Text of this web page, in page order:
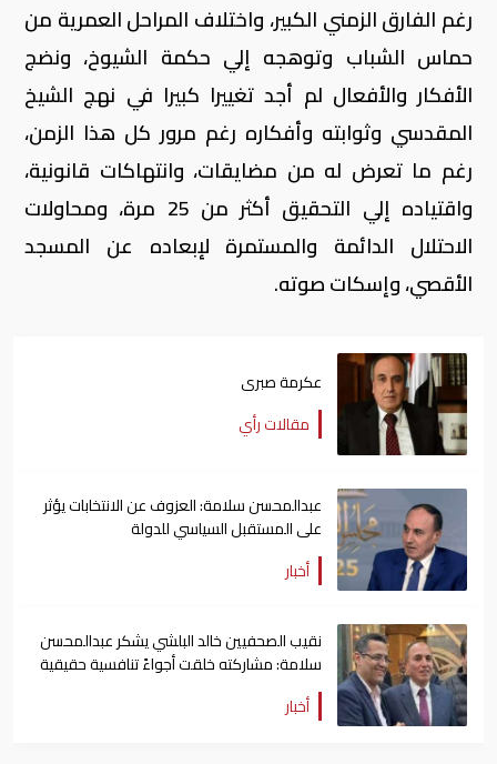
رغم الفارق الزمني الكبير، واختلاف المراحل العمرية من
حماس الشباب وتوهجه إلي حكمة الشيوخ، ونضج
الأفكار والأفعال لم أجد تغييرا كبيرا في نهج الشيخ
المقدسي وثوابته وأفكاره رغم مرور كل هذا الزمن،
رغم ما تعرض له من مضايقات، وانتهاكات قانونية،
واقتياده إلي التحقيق أكثر من 25 مرة، ومحاولات
الاحتلال الدائمة والمستمرة لإبعاده عن المسجد
الأقصي، وإسكات صوته.
عكرمة صبرى
مقالات رأي
عبدالمحسن سلامة: العزوف عن الانتخابات يؤثر
على المستقبل السياسي للدولة
أخبار
نقيب الصحفيين خالد البلشي يشكر عبدالمحسن
سلامة: مشاركته خلقت أجواءً تنافسية حقيقية
أخبار